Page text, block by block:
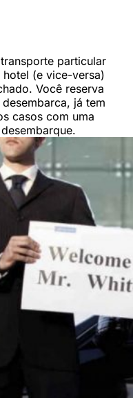
particular
(e vice-versa)
Você reserva
já tem
casos com uma